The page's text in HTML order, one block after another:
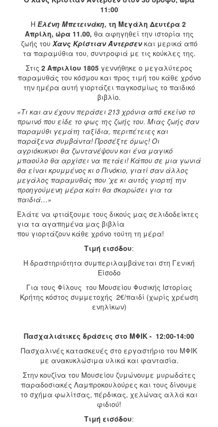
11:00
Η Ελένη Μπετεινάκη, τη Μεγάλη Δευτέρα 2
Απρίλη, ώρα 11.00, θα αφηγηθεί την ιστορία της
ζωής του Χανς Κρίστιαν Άντερσενκαι μερικά από
τα παραμύθια του, συντροφιά με τις κούκλες της.
Στις 2 Απριλίου 1805 γεννήθηκε ο μεγαλύτερος
παραμυθάς του κόσμου και προς τιμή του κάθε χρόνο
την ημέρα αυτή γιορτάζει παγκοσμίως το παιδικό
βιβλίο.
«Τι και αν έχουν περάσει 213 χρόνια από εκείνο το
πρωινό που είδε το φως της ζωής του. Μιας ζωής σαν
παραμύθι γεμάτη ταξίδια, περιπέτειες και
παράξενα συμβάντα! Προσέξτε όμως! Οι
αγριόκυκνοι θα ζωντανέψουν και ένα μαγικό
μπαούλο θα αρχίσει να πετάει! Κάπου σε μια γωνιά
θα είναι κρυμμένος κι ο Πινόκιο, γιατί σαν άλλος
μεγάλος παραμυθάς που ’χε κι αυτός γιορτή την
προηγούμενη μέρα κάτι θα σκαρώσει για τα
παιδιά…»
Ελάτε να φτιάξουμε τους δικούς μας σελιδοδείκτες
για τα αγαπημένα μας βιβλία
που γιορτάζουν κάθε χρόνο τούτη τη μέρα!
Τιμή εισόδου:
Η δραστηριότητα συμπεριλαμβάνεται στη Γενική
Είσοδο
Για τους Φίλους του Μουσείου Φυσικής Ιστορίας
Κρήτης κόστος συμμετοχής 2€/παιδί (χωρίς χρέωση
ενηλίκων)
Πασχαλιάτικες δράσεις στο ΜΦΙΚ - 12:00-14:00
Πασχαλινές κατασκευές στο εργαστήριο του ΜΦΙΚ
με ανακυκλώσιμα υλικά και φαντασία.
Στην κουζίνα του Μουσείου ζυμώνουμε μυρωδάτες
παραδοσιακές Λαμπροκουλούρες και τους δίνουμε
το σχήμα φωλίτσας, πέρδικας, χελώνας αλλά και
φιδιού!
Τιμή εισόδου: